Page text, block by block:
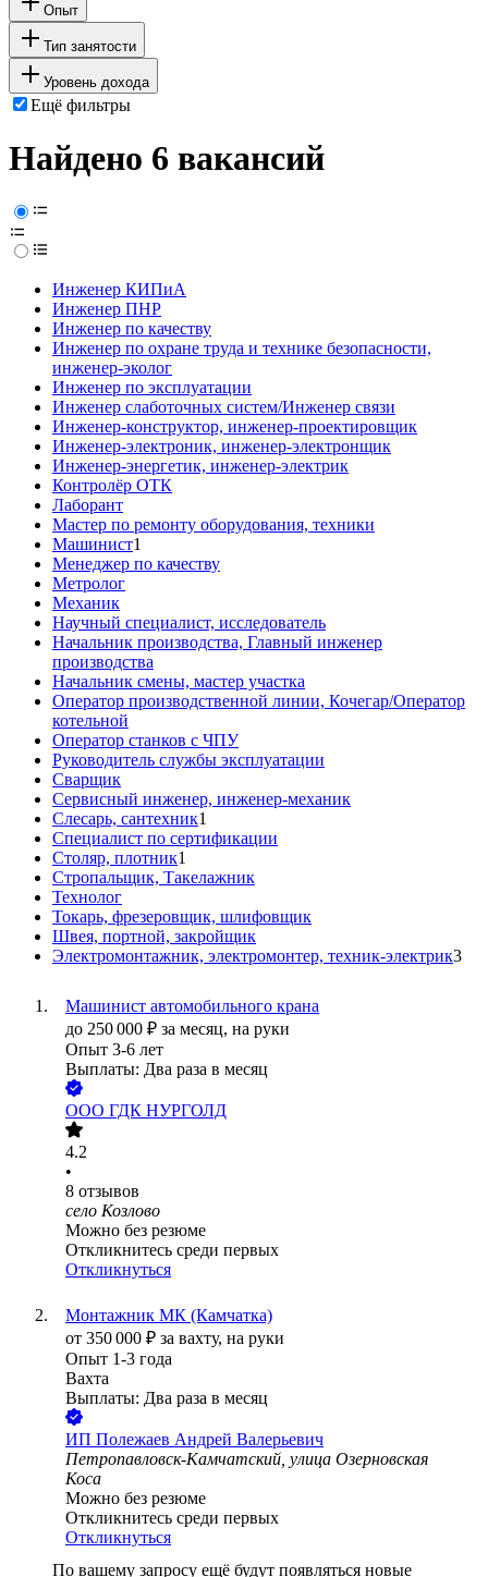
Опыт
Тип занятости
Уровень дохода
Ещё фильтры
Найдено 6 вакансий
Инженер КИПиА
Инженер ПНР
Инженер по качеству
Инженер по охране труда и технике безопасности,
инженер-эколог
Инженер по эксплуатации
Инженер слаботочных систем/Инженер связи
Инженер-конструктор, инженер-проектировщик
Инженер-электроник, инженер-электронщик
Инженер-энергетик, инженер-электрик
Контролёр ОТК
Лаборант
Мастер по ремонту оборудования, техники
Машинист1
Менеджер по качеству
Метролог
Механик
Научный специалист, исследователь
Начальник производства, Главный инженер
производства
Начальник смены, мастер участка
Оператор производственной линии, Кочегар/Оператор
котельной
Оператор станков с ЧПУ
Руководитель службы эксплуатации
Сварщик
Сервисный инженер, инженер-механик
Слесарь, сантехник1
Специалист по сертификации
Столяр, плотник1
Стропальщик, Такелажник
Технолог
Токарь, фрезеровщик, шлифовщик
Швея, портной, закройщик
Электромонтажник, электромонтер, техник-электрик3
Машинист автомобильного крана
до 250 000 ₽ за месяц, на руки
Опыт 3-6 лет
Выплаты: Два раза в месяц
ООО ГДК НУРГОЛД
4.2
•
8 отзывов
село Козлово
Можно без резюме
Откликнитесь среди первых
Откликнуться
Монтажник МК (Камчатка)
от 350 000 ₽ за вахту, на руки
Опыт 1-3 года
Вахта
Выплаты: Два раза в месяц
ИП Полежаев Андрей Валерьевич
Петропавловск-Камчатский, улица Озерновская
Коса
Можно без резюме
Откликнитесь среди первых
Откликнуться
По вашему запросу ещё будут появляться новые